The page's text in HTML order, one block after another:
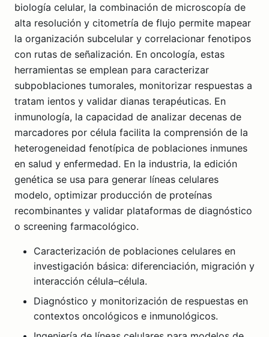
biología celular, la combinación de microscopía de
alta resolución y citometría de flujo permite mapear
la organización subcelular y correlacionar fenotipos
con rutas de señalización. En oncología, estas
herramientas se emplean para caracterizar
subpoblaciones tumorales, monitorizar respuestas a
tratam ientos y validar dianas terapéuticas. En
inmunología, la capacidad de analizar decenas de
marcadores por célula facilita la comprensión de la
heterogeneidad fenotípica de poblaciones inmunes
en salud y enfermedad. En la industria, la edición
genética se usa para generar líneas celulares
modelo, optimizar producción de proteínas
recombinantes y validar plataformas de diagnóstico
o screening farmacológico.
Caracterización de poblaciones celulares en
investigación básica: diferenciación, migración y
interacción célula–célula.
Diagnóstico y monitorización de respuestas en
contextos oncológicos e inmunológicos.